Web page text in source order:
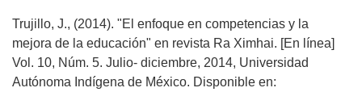
Trujillo, J., (2014). "El enfoque en competencias y la
mejora de la educación" en revista Ra Ximhai. [En línea]
Vol. 10, Núm. 5. Julio- diciembre, 2014, Universidad
Autónoma Indígena de México. Disponible en: